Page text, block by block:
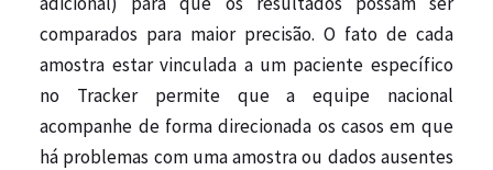
comparados para maior precisão. O fato de cada
amostra estar vinculada a um paciente específico
no Tracker permite que a equipe nacional
acompanhe de forma direcionada os casos em que
há problemas com uma amostra ou dados ausentes